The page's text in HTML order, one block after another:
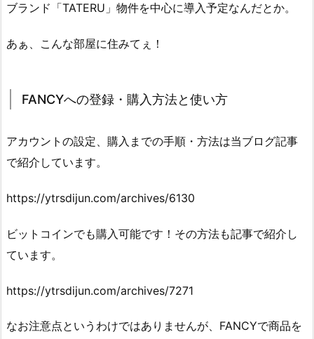
ブランド「TATERU」物件を中心に導入予定なんだとか。
あぁ、こんな部屋に住みてぇ！
FANCYへの登録・購入方法と使い方
アカウントの設定、購入までの手順・方法は当ブログ記事
で紹介しています。
https://ytrsdijun.com/archives/6130
ビットコインでも購入可能です！その方法も記事で紹介し
ています。
https://ytrsdijun.com/archives/7271
なお注意点というわけではありませんが、FANCYで商品を